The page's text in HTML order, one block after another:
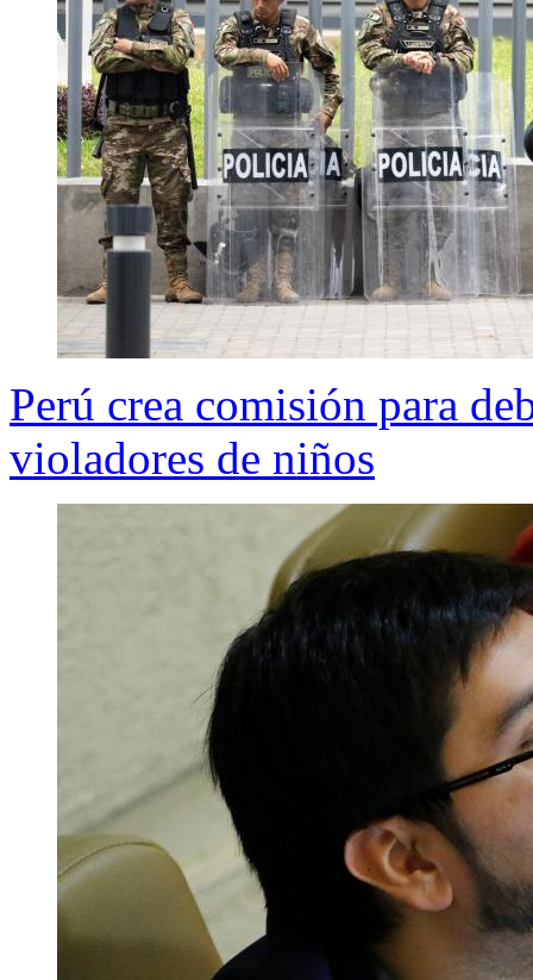
Perú crea comisión para
violadores de niños